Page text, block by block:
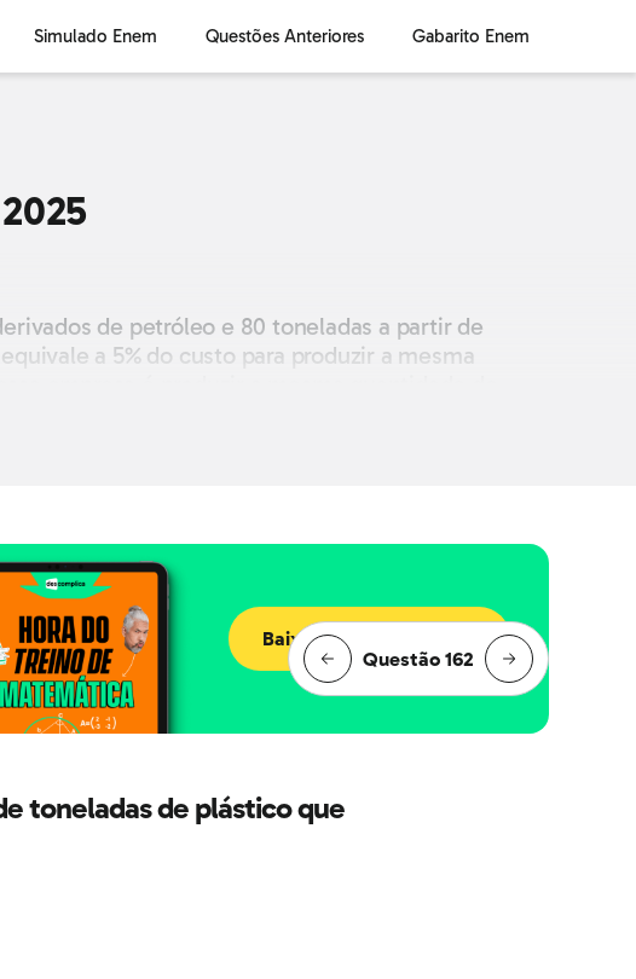
Simulado Enem Questões Anteriores Gabarito Enem
Questão 162
de petróleo e 80 toneladas a partir de
a 5% do custo para produzir a mesma
Baixar e-book grátis
toneladas de plástico que